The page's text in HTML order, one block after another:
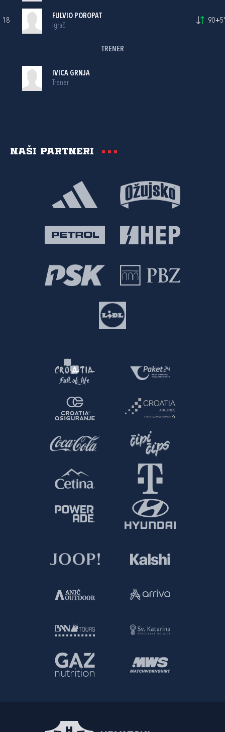
18
FULVIO POROPAT
Igrač
90+5'
TRENER
IVICA GRNJA
Trener
Naši partneri